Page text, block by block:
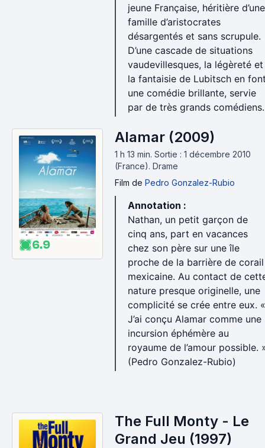
jeune Française, héritière d’une
famille d’aristocrates
désargentés et sans scrupule.
D’une cascade de situations
vaudevillesques, la légèreté et
la fantaisie de Lubitsch en
une comédie brillante, servie
par de très grands comédiens.
6.9
Alamar (2009)
1 h 13 min. Sortie : 1 décembre 2010
(France). Drame
Film de Pedro Gonzalez-Rubio
Annotation :
Nathan, un petit garçon de
cinq ans, part en vacances
chez son père sur une île
proche de la barrière de corail
mexicaine. Au contact de
nature presque originelle, une
complicité se crée entre eux. «
J’ai conçu Alamar comme une
incursion éphémère au
royaume de l’amour possible.
(Pedro Gonzalez-Rubio)
The Full Monty - Le
Grand Jeu (1997)